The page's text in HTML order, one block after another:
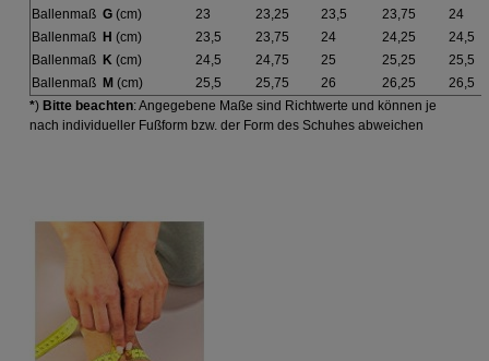
Ballenmaß G (cm) 23 23,25 23,5 23,75
24
Ballenmaß H (cm) 23,5 23,75 24 24,25
24,5
Ballenmaß K (cm) 24,5 24,75 25 25,25
25,5
Ballenmaß M (cm) 25,5 25,75 26 26,25
26,5
*) Bitte beachten: Angegebene Maße sind Richtwerte und können je
nach individueller Fußform bzw. der Form des Schuhes abweichen